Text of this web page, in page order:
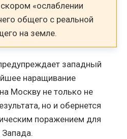
«ослаблении
общего с реальной
на земле.
западный
наращивание
Москву не только не
но и обернется
поражением для
Запада.